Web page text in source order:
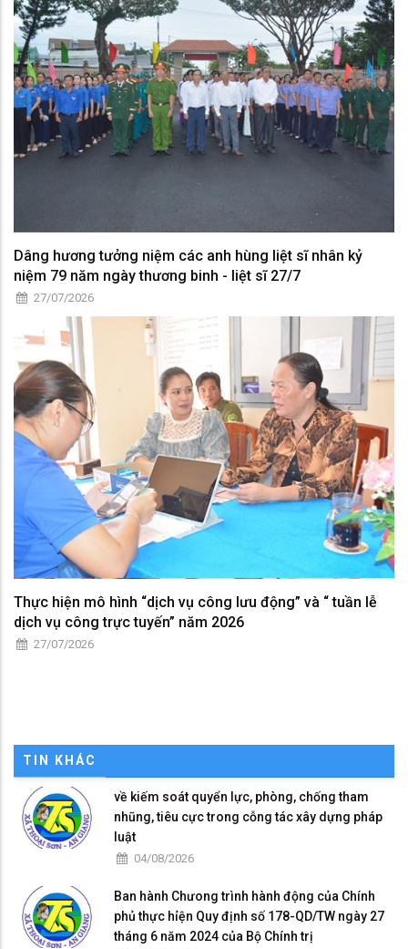
Dâng hương tưởng niệm các anh hùng liệt sĩ nhân kỷ
niệm 79 năm ngày thương binh - liệt sĩ 27/7
27/07/2026
Thực hiện mô hình “dịch vụ công lưu động” và “ tuần lễ
dịch vụ công trực tuyến” năm 2026
27/07/2026
TIN KHÁC
về kiếm soát quyển lực, phòng, chống tham
nhũng, tiêu cực trong cỗng tác xây dựng pháp
luật
04/08/2026
Ban hành Chưong trình hành động của Chính
phủ thực hỉện Quy định số 178-QD/TW ngày 27
tháng 6 năm 2024 của Bộ Chính trị